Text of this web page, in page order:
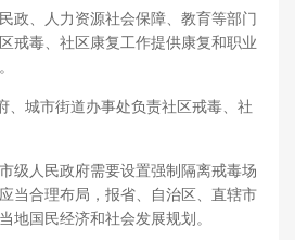
政、人力资源社会保障、教育等部门
戒毒、社区康复工作提供康复和职业
城市街道办事处负责社区戒毒、社
级人民政府需要设置强制隔离戒毒场
当合理布局，报省、自治区、直辖市
地国民经济和社会发展规划。